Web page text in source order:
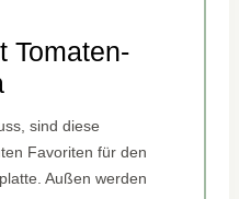
Tomaten-
sind diese
Favoriten für den
Außen werden